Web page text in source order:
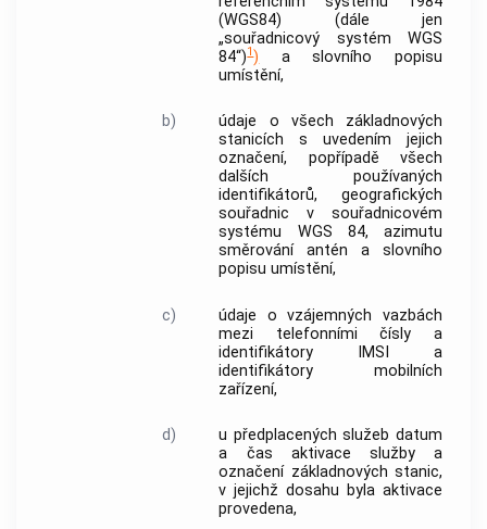
(WGS84) (dále jen
„souřadnicový systém WGS
84“)1) a slovního popisu
umístění,
b) údaje o všech základnových
stanicích s uvedením jejich
označení, popřípadě všech
dalších používaných
identifikátorů, geografických
souřadnic v souřadnicovém
systému WGS 84, azimutu
směrování antén a slovního
popisu umístění,
c)
údaje o vzájemných vazbách
mezi telefonními čísly a
identifikátory IMSI
a
identifikátory mobilních
zařízení,
d)
u předplacených služeb datum
a čas aktivace služby a
označení základnových stanic,
v jejichž dosahu byla aktivace
provedena,